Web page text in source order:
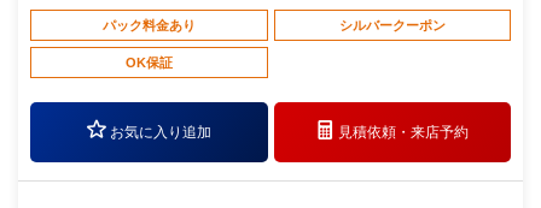
パック料金あり シルバークーポン
OK保証
お気に入り追加 見積依頼・来店予約